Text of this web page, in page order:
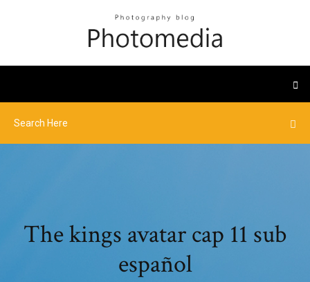
The kings avatar cap 11 sub
español